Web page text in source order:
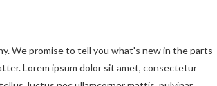
We promise to tell you what's new in the parts
Lorem ipsum dolor sit amet, consectetur